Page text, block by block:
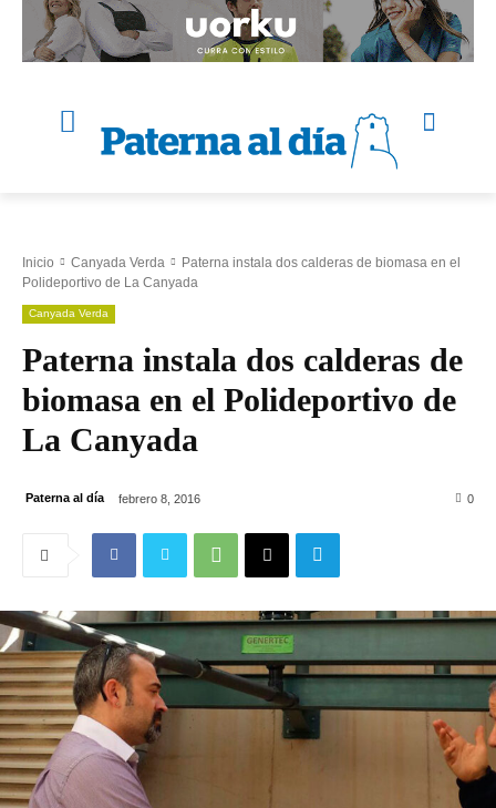
Inicio Canyada Verda
Paterna instala dos calderas de biomasa en el
Polideportivo de La Canyada
Canyada Verda
Paterna instala dos calderas de
biomasa en el Polideportivo de
La Canyada
Paterna al día febrero 8, 2016 0